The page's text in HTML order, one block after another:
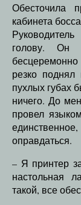
Обесточила
кабинета
голову. Он
бесцеремонно
резко
пухлых губах
ничего. До
провел
оправдаться.
– Я принтер
настольная
такой, все